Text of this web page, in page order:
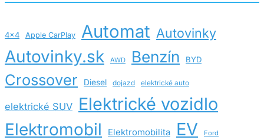
4x4 Apple CarPlay Automat Autovinky
Autovinky.sk AWD Benzín BYD
Crossover Diesel dojazd elektrické auto
elektrické SUV Elektrické vozidlo
Elektromobil Elektromobilita EV Ford